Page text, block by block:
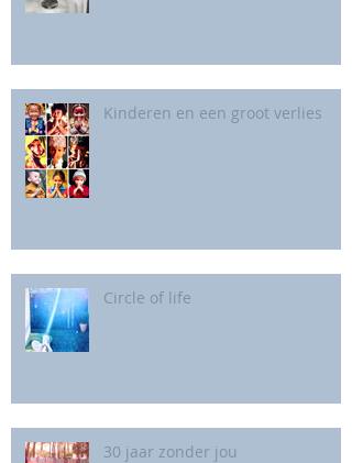
Kinderen en een groot verlies
Circle of life
30 jaar zonder jou